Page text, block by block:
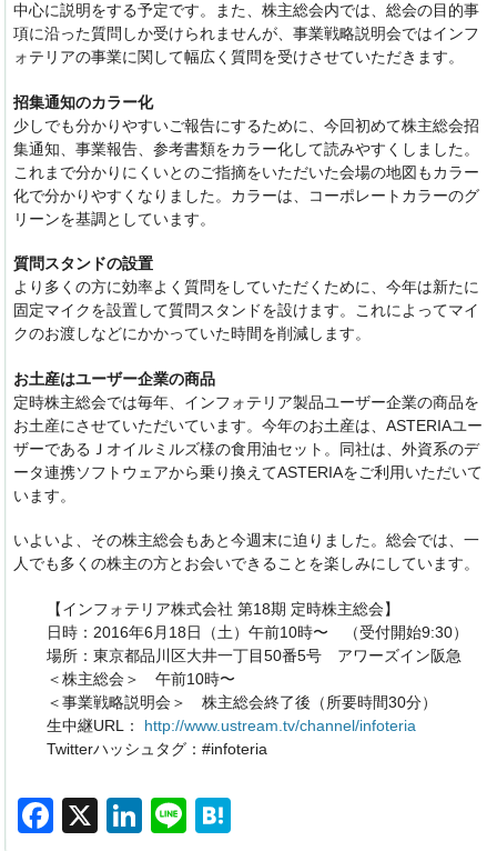
中心に説明をする予定です。また、株主総会内では、総会の目的事
項に沿った質問しか受けられませんが、事業戦略説明会ではインフ
ォテリアの事業に関して幅広く質問を受けさせていただきます。
招集通知のカラー化
少しでも分かりやすいご報告にするために、今回初めて株主総会招
集通知、事業報告、参考書類をカラー化して読みやすくしました。
これまで分かりにくいとのご指摘をいただいた会場の地図もカラー
化で分かりやすくなりました。カラーは、コーポレートカラーのグ
リーンを基調としています。
質問スタンドの設置
より多くの方に効率よく質問をしていただくために、今年は新たに
固定マイクを設置して質問スタンドを設けます。これによってマイ
クのお渡しなどにかかっていた時間を削減します。
お土産はユーザー企業の商品
定時株主総会では毎年、インフォテリア製品ユーザー企業の商品を
お土産にさせていただいています。今年のお土産は、ASTERIAユー
ザーであるＪオイルミルズ様の食用油セット。同社は、外資系のデ
ータ連携ソフトウェアから乗り換えてASTERIAをご利用いただいて
います。
いよいよ、その株主総会もあと今週末に迫りました。総会では、一
人でも多くの株主の方とお会いできることを楽しみにしています。
【インフォテリア株式会社 第18期 定時株主総会】
日時：2016年6月18日（土）午前10時〜 （受付開始9:30）
場所：東京都品川区大井一丁目50番5号 アワーズイン阪急
＜株主総会＞ 午前10時〜
＜事業戦略説明会＞ 株主総会終了後（所要時間30分）
生中継URL： http://www.ustream.tv/channel/infoteria
Twitterハッシュタグ：#infoteria
F
X
Li
Li